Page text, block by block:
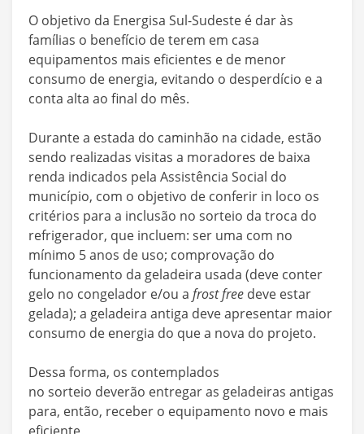
O objetivo da Energisa Sul-Sudeste é dar às
famílias o benefício de terem em casa
equipamentos mais eficientes e de menor
consumo de energia, evitando o desperdício e a
conta alta ao final do mês.
Durante a estada do caminhão na cidade, estão
sendo realizadas visitas a moradores de baixa
renda indicados pela Assistência Social do
município, com o objetivo de conferir in loco os
critérios para a inclusão no sorteio da troca do
refrigerador, que incluem: ser uma com no
mínimo 5 anos de uso; comprovação do
funcionamento da geladeira usada (deve conter
gelo no congelador e/ou a frost free deve estar
gelada); a geladeira antiga deve apresentar maior
consumo de energia do que a nova do projeto.
Dessa forma, os contemplados
no sorteio deverão entregar as geladeiras antigas
para, então, receber o equipamento novo e mais